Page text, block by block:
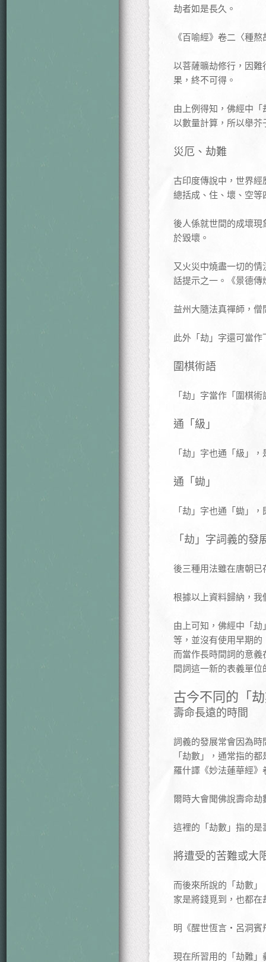
劫者如是長久。
《百喻經》卷二〈種
以菩薩曠劫修行，因
果，終不可得。
由上例得知，佛經中
以數量計算，所以舉
災厄、劫難
古印度傳說中，世界
總括成、住、壞、空
後人係就世間的成壞
於毀壞。
又火災中燒盡一切的
話提示之一。《景德
益州大隨法真禪師，
此外「劫」字還可當作
圍棋術語
「劫」字當作「圍棋
通「級」
「劫」字也通「級」
通「蜐」
「劫」字也通「蜐」
「劫」字詞義的發
後三種用法雖在唐朝
根據以上資料歸納，
由上可知，佛經中「
等，並沒有使用早期
而當作長時間詞的意
間詞這一新的表義單
古今不同的「
壽命長遠的時間
詞義的發展常會因為
「劫數」，通常指的
羅什譯《妙法蓮華經
爾時大會聞佛說壽命
這裡的「劫數」指的是
將遭受的苦難或大
而後來所說的「劫數
家是將錢覓到，也都在
明《醒世恆言‧呂洞賓
現在所習用的「劫難